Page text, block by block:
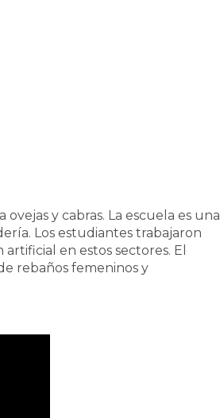
y cabras. La escuela es una
Los estudiantes trabajaron
en estos sectores. El
rebaños femeninos y